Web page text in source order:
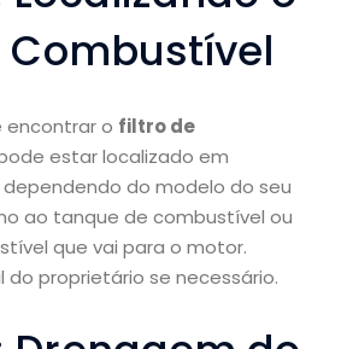
Combustível
encontrar o filtro de
pode estar localizado em
do modelo do seu
ao tanque de combustível ou
que vai para o motor.
do proprietário se necessário.